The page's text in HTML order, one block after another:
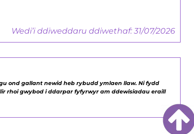
Wedi’i ddiweddaru ddiwethaf: 31/07/2026
ond gallant newid heb rybudd ymlaen llaw. Ni fydd
rhoi gwybod i ddarpar fyfyrwyr am ddewisiadau eraill